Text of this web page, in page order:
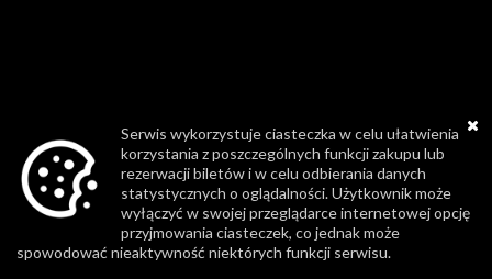
Serwis wykorzystuje ciasteczka w celu ułatwienia
korzystania z poszczególnych funkcji zakupu lub
rezerwacji biletów i w celu odbierania danych
statystycznych o oglądalności. Użytkownik może
wyłączyć w swojej przeglądarce internetowej opcję
przyjmowania ciasteczek, co jednak może
spowodować nieaktywność niektórych funkcji serwisu.